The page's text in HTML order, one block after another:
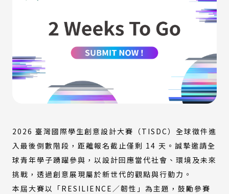
2026 臺灣國際學生創意設計大賽（TISDC）全球徵件進
入最後倒數階段，距離報名截止僅剩 14 天。誠摯邀請全
球青年學子踴躍參與，以設計回應當代社會、環境及未來
挑戰，透過創意展現屬於新世代的觀點與行動力。
本屆大賽以「RESILIENCE／韌性」為主題，鼓勵參賽